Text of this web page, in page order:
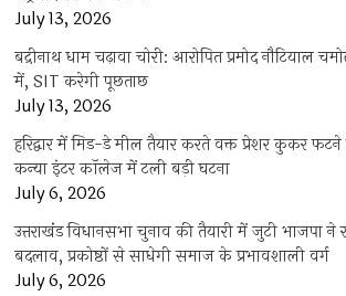
July 13, 2026
बद्रीनाथ धाम चढ़ावा चोरी: आरोपित प्रमोद नौटियाल
में, SIT करेगी पूछताछ
July 13, 2026
हरिद्वार में मिड-डे मील तैयार करते वक्त प्रेशर कुकर
कन्या इंटर कॉलेज में टली बड़ी घटना
July 6, 2026
उत्तराखंंड विधानसभा चुनाव की तैयारी में जुटी भाजपा ने
बदलाव, प्रकोष्ठों से साधेगी समाज के प्रभावशाली वर्ग
July 6, 2026